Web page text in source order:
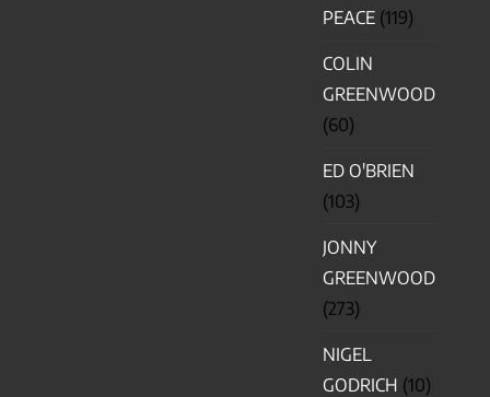
PEACE (119)
COLIN
GREENWOOD
(60)
ED O'BRIEN
(103)
JONNY
GREENWOOD
(273)
NIGEL
GODRICH (10)